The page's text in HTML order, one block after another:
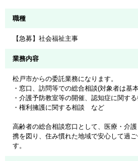
職種
【急募】社会福祉主事
業務内容
松戸市からの委託業務になります。
・窓口、訪問等での総合相談(対象者は基
・介護予防教室等の開催、認知症に関す
・権利擁護に関する相談 など
高齢者の総合相談窓口として、医療・介
携を図り、住み慣れた地域で安心して過
す。